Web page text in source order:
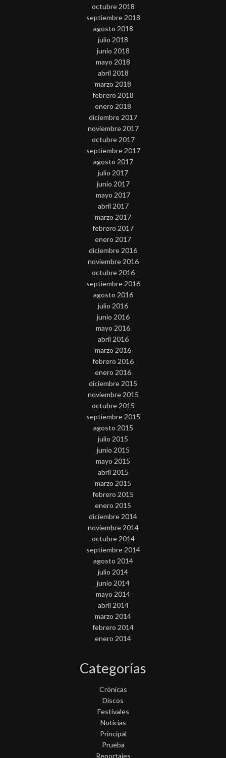
octubre 2018
septiembre 2018
agosto 2018
julio 2018
junio 2018
mayo 2018
abril 2018
marzo 2018
febrero 2018
enero 2018
diciembre 2017
noviembre 2017
octubre 2017
septiembre 2017
agosto 2017
julio 2017
junio 2017
mayo 2017
abril 2017
marzo 2017
febrero 2017
enero 2017
diciembre 2016
noviembre 2016
octubre 2016
septiembre 2016
agosto 2016
julio 2016
junio 2016
mayo 2016
abril 2016
marzo 2016
febrero 2016
enero 2016
diciembre 2015
noviembre 2015
octubre 2015
septiembre 2015
agosto 2015
julio 2015
junio 2015
mayo 2015
abril 2015
marzo 2015
febrero 2015
enero 2015
diciembre 2014
noviembre 2014
octubre 2014
septiembre 2014
agosto 2014
julio 2014
junio 2014
mayo 2014
abril 2014
marzo 2014
febrero 2014
enero 2014
Categorías
Crónicas
Discos
Festivales
Noticias
Principal
Prueba
Reportajes